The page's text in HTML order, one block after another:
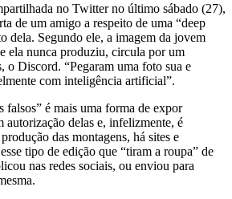
no Twitter no último sábado (27),
de um amigo a respeito de uma “deep
dela. Segundo ele, a imagem da jovem
ela nunca produziu, circula por um
o Discord. “Pegaram uma foto sua e
com inteligência artificial”.
falsos” é mais uma forma de expor
autorização delas e, infelizmente, é
das montagens, há sites e
tipo de edição que “tiram a roupa” de
nas redes sociais, ou enviou para